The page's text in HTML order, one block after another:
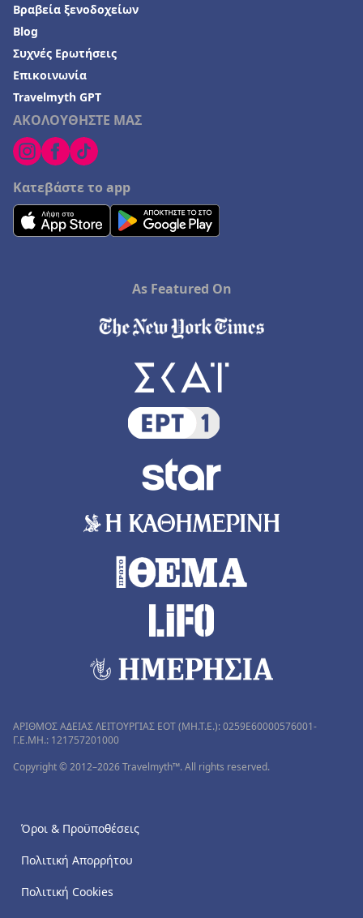
ΑΚΟΛΟΥΘΗΣΤΕ ΜΑΣ
Κατεβάστε το app
Βραβεία ξενοδοχείων
Blog
Συχνές Ερωτήσεις
Επικοινωνία
Travelmyth GPT
As Featured On
ΑΡΙΘΜΟΣ ΑΔΕΙΑΣ ΛΕΙΤΟΥΡΓΙΑΣ ΕΟΤ (MH.T.E.): 0259Ε60000576001-
Γ.Ε.ΜΗ.: 121757201000
Copyright © 2012–2026 Travelmyth™. All rights reserved.
Όροι & Προϋποθέσεις
Πολιτική Απορρήτου
Πολιτική Cookies